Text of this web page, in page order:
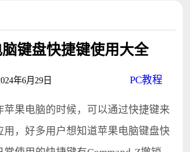
键盘快捷键使用大全
年6月29日 PC教程
果电脑的时候，可以通过快捷键来
用，好多用户想知道苹果电脑键盘快